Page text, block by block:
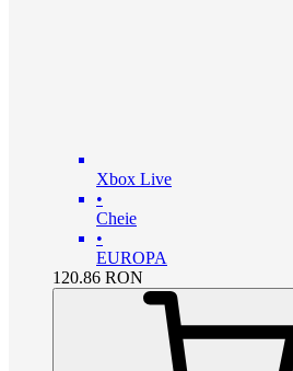
Xbox Live
•
Cheie
•
EUROPA
120.86 RON